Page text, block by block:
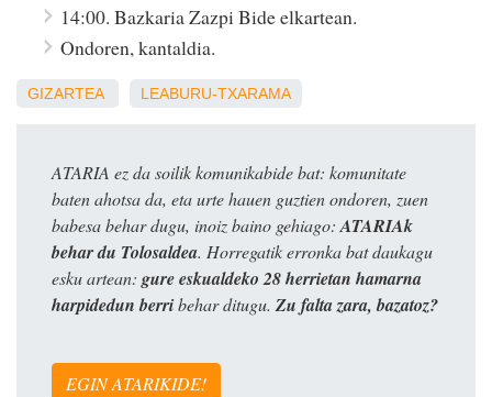
14:00. Bazkaria Zazpi Bide elkartean.
Ondoren, kantaldia.
GIZARTEA LEABURU-TXARAMA
ATARIA ez da soilik komunikabide bat: komunitate
baten ahotsa da, eta urte hauen guztien ondoren, zuen
babesa behar dugu, inoiz baino gehiago: ATARIAk
behar du Tolosaldea. Horregatik erronka bat daukagu
esku artean: gure eskualdeko 28 herrietan hamarna
harpidedun berribehar ditugu. Zu falta zara, bazatoz?
EGIN ATARIKIDE!